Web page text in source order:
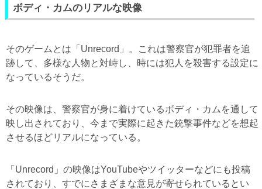
ボディ・カムのリアルな映像
そのゲームとは「Unrecord」。これは警察官が犯罪者を追
跡して、多様な人物と対峙し、時には犯人を殺害する設定に
なっているそうだ。
その映像は、警察官が身に着けているボディ・カムを通して
映し出されており、今まで実際に起きた銃撃事件などを想起
させるほどリアルになっている。
「Unrecord」の映像はYouTubeやツイッターなどにも投稿
されており、すでにさまざまな意見が寄せられているとい